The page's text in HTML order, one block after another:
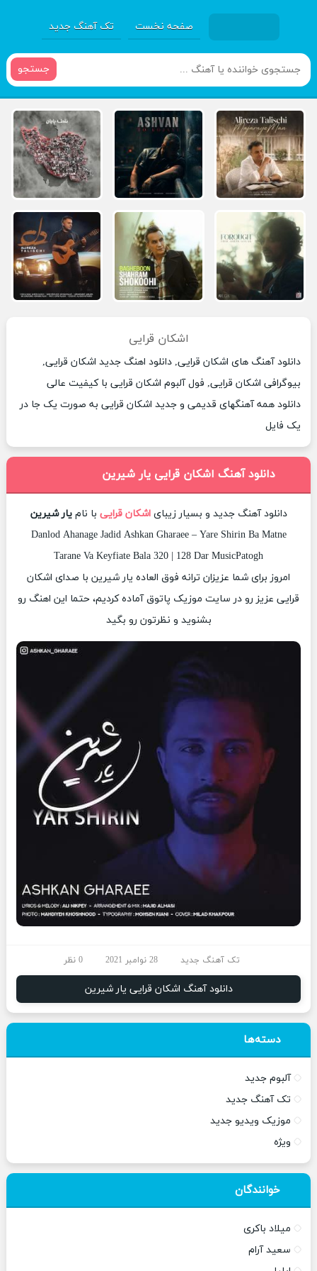
صفحه نخست تک آهنگ جدید
جستجو
اشکان قرایی
دانلود آهنگ های اشکان قرایی, دانلود اهنگ جدید اشکان قرایی,
بیوگرافی اشکان قرایی, فول آلبوم اشکان قرایی با کیفیت عالی
دانلود همه آهنگهای قدیمی و جدید اشکان قرایی به صورت یک جا در
یک فایل
دانلود آهنگ اشکان قرایی یار شیرین
دانلود آهنگ جدید و بسیار زیبایاشکان قرایی با نامیار شیرین
Danlod Ahanage Jadid Ashkan Gharaee – Yare Shirin Ba Matne
Tarane Va Keyfiate Bala 320 | 128 Dar MusicPatogh
امروز برای شما عزیزان ترانه فوق العاده یار شیرین با صدای اشکان
قرایی عزیز رو در سایت موزیک پاتوق آماده کردیم، حتما این اهنگ رو
بشنوید و نظرتون رو بگید
تک آهنگ جدید 28 نوامبر 2021 0 نظر
دانلود آهنگ اشکان قرایی یار شیرین
دسته‌ها
آلبوم جدید
تک آهنگ جدید
موزیک ویدیو جدید
ویژه
خوانندگان
میلاد باکری
سعید آرام